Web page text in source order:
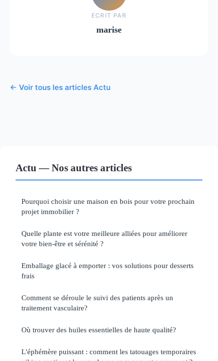
ECRIT PAR
marise
← Voir tous les articles Actu
Actu — Nos autres articles
Pourquoi choisir une maison en bois pour votre prochain
projet immobilier ?
Quelle plante est votre meilleure alliées pour améliorer
votre bien-être et sérénité ?
Emballage glacé à emporter : vos solutions pour desserts
frais
Comment se déroule le suivi des patients après un
traitement vasculaire?
Où trouver des huiles essentielles de haute qualité?
L'éphémère puissant : comment les tatouages temporaires